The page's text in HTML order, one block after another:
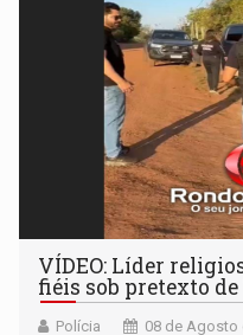
VÍDEO: Líder
fiéis sob pretexto
Polícia 08 de Agosto